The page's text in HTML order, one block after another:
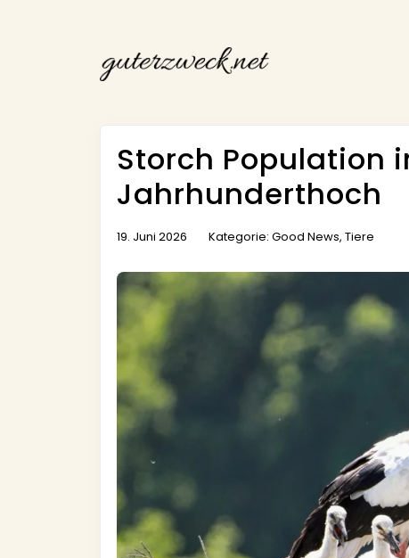
Storch Population
Jahrhunderthoch
19. Juni 2026 Kategorie: Good News, Tiere